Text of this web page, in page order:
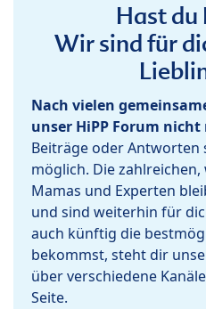
Hast du
Wir sind für
Nach vielen
unser HiPP Forum
Beiträge oder Antworten
möglich. Die
Mamas und Experten
und sind weiterhin für
auch künftig die
bekommst, steht dir
über verschiedene
Seite.